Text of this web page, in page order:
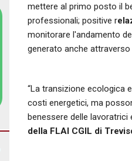
mettere al primo posto il
professionali; positive r
monitorare l'andamento
generato anche
“La transizione ecologica
costi energetici, ma
benessere delle
della FLAI CGIL di